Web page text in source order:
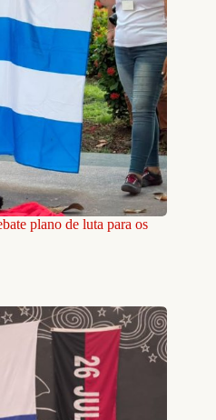
plano de luta para os